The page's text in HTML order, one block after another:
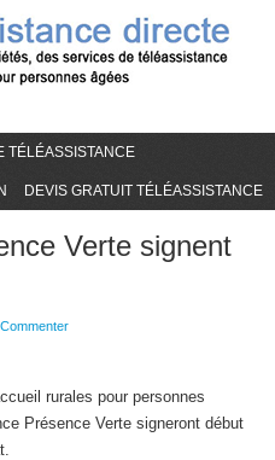
TÉLÉASSISTANCE
DEVIS GRATUIT TÉLÉASSISTANCE
Verte signent
Commenter
rurales pour personnes
Présence Verte signeront début